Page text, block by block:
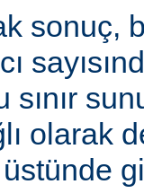
sonuç,
sınır
olarak